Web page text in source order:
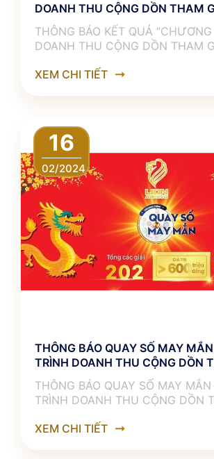
DOANH THU CỘNG DỒN THAM
SỐ”
THÔNG BÁO KẾT QUẢ
DOANH THU CỘNG DỒN THAM
𝐀𝐆𝐑𝐄𝐕𝐎 xin chúc mừng những
XEM CHI TIẾT
THÔNG BÁO QUAY SỐ MAY
TRÌNH DOANH THU CỘNG DỒN
QUAY SỐ”
16
02/2024
THÔNG BÁO QUAY SỐ MAY
TRÌNH DOANH THU CỘNG DỒN
Năm RỒNG VÀNG – rước VÀNG
XEM CHI TIẾT